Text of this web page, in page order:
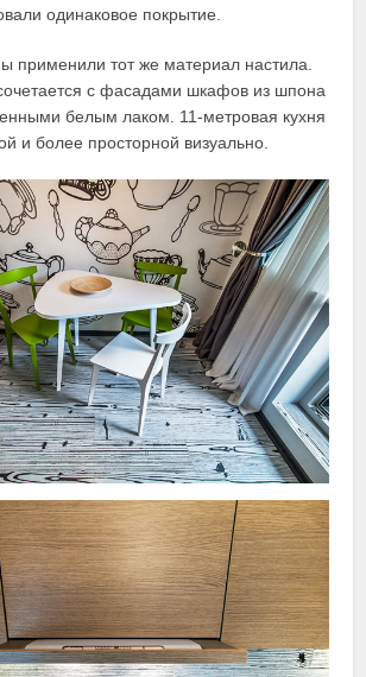
одинаковое покрытие.
применили тот же материал настила.
с фасадами шкафов из шпона
белым лаком. 11-метровая кухня
и более просторной визуально.